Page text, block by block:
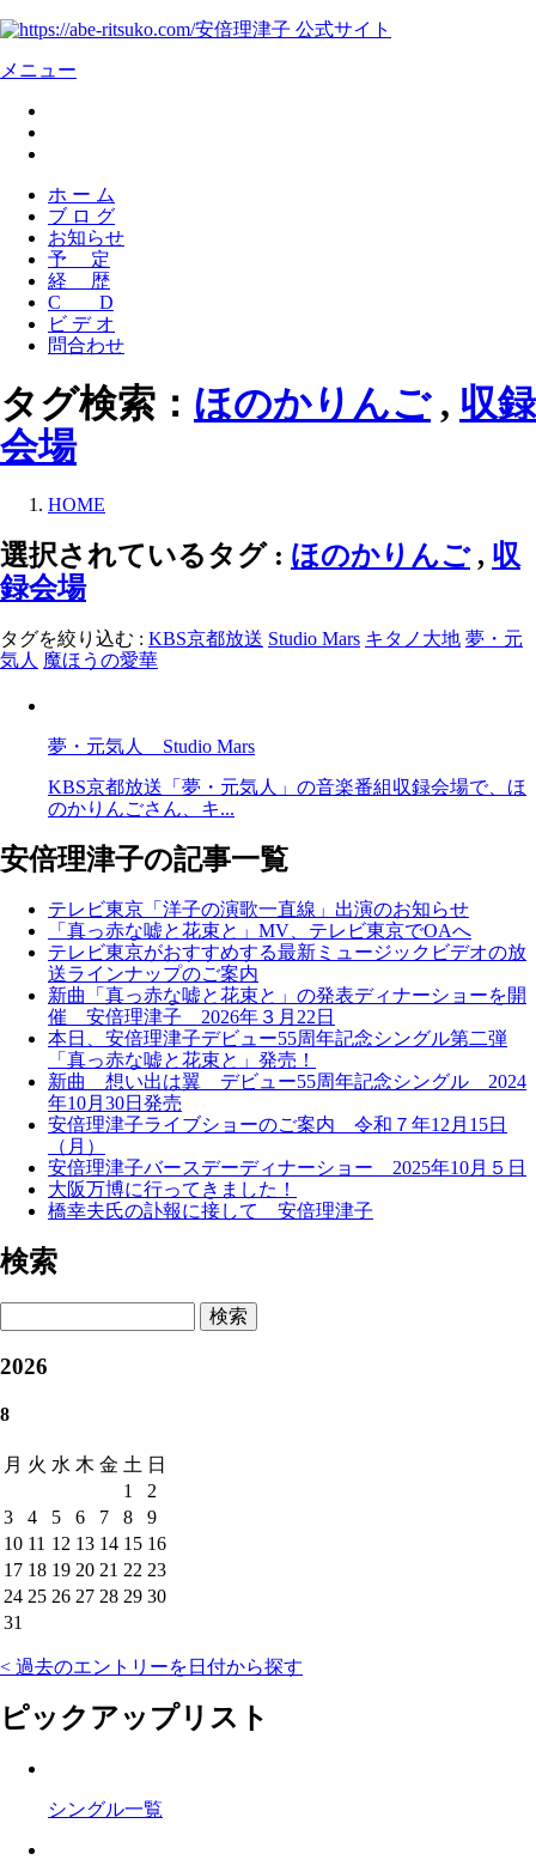
安倍理津子 公式サイト
メニュー
ホ ー ム
ブ ロ グ
お知らせ
予 定
経 歴
C D
ビ デ オ
問合わせ
タグ検索： ほのかりんご, 収録
会場
HOME
選択されているタグ : ほのかりんご, 収
録会場
タグを絞り込む : KBS京都放送 Studio Mars キタノ大地 夢・元
気人 魔ほうの愛華
夢・元気人 Studio Mars
KBS京都放送「夢・元気人」の音楽番組収録会場で、ほ
のかりんごさん、キ...
安倍理津子の記事一覧
テレビ東京「洋子の演歌一直線」出演のお知らせ
「真っ赤な嘘と花束と」MV、テレビ東京でOAへ
テレビ東京がおすすめする最新ミュージックビデオの放
送ラインナップのご案内
新曲「真っ赤な嘘と花束と」の発表ディナーショーを開
催 安倍理津子 2026年３月22日
本日、安倍理津子デビュー55周年記念シングル第二弾
「真っ赤な嘘と花束と」発売！
新曲 想い出は翼 デビュー55周年記念シングル 2024
年10月30日発売
安倍理津子ライブショーのご案内 令和７年12月15日
（月）
安倍理津子バースデーディナーショー 2025年10月５日
大阪万博に行ってきました！
橋幸夫氏の訃報に接して 安倍理津子
検索
検索
2026
8
月 火 水 木 金 土 日
1
2
3
4 5 6 7 8
9
10 11 12 13 14 15 16
17 18 19 20 21 22 23
24 25 26 27 28 29 30
31
< 過去のエントリーを日付から探す
ピックアップリスト
シングル一覧